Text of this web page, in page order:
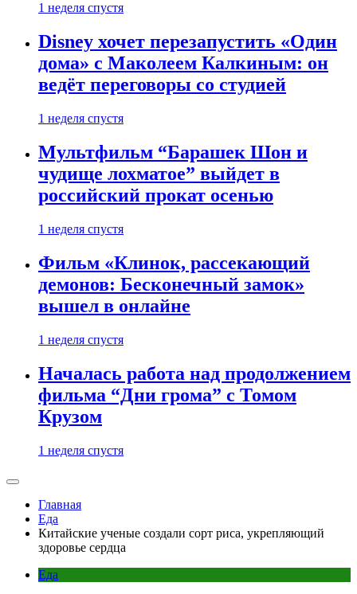
1 неделя спустя
Disney хочет перезапустить «Один
дома» с Маколеем Калкиным: он
ведёт переговоры со студией
1 неделя спустя
Мультфильм “Барашек Шон и
чудище лохматое” выйдет в
российский прокат осенью
1 неделя спустя
Фильм «Клинок, рассекающий
демонов: Бесконечный замок»
вышел в онлайне
1 неделя спустя
Началась работа над продолжением
фильма “Дни грома” с Томом
Крузом
1 неделя спустя
Главная
Еда
Китайские ученые создали сорт риса, укрепляющий
здоровье сердца
Еда